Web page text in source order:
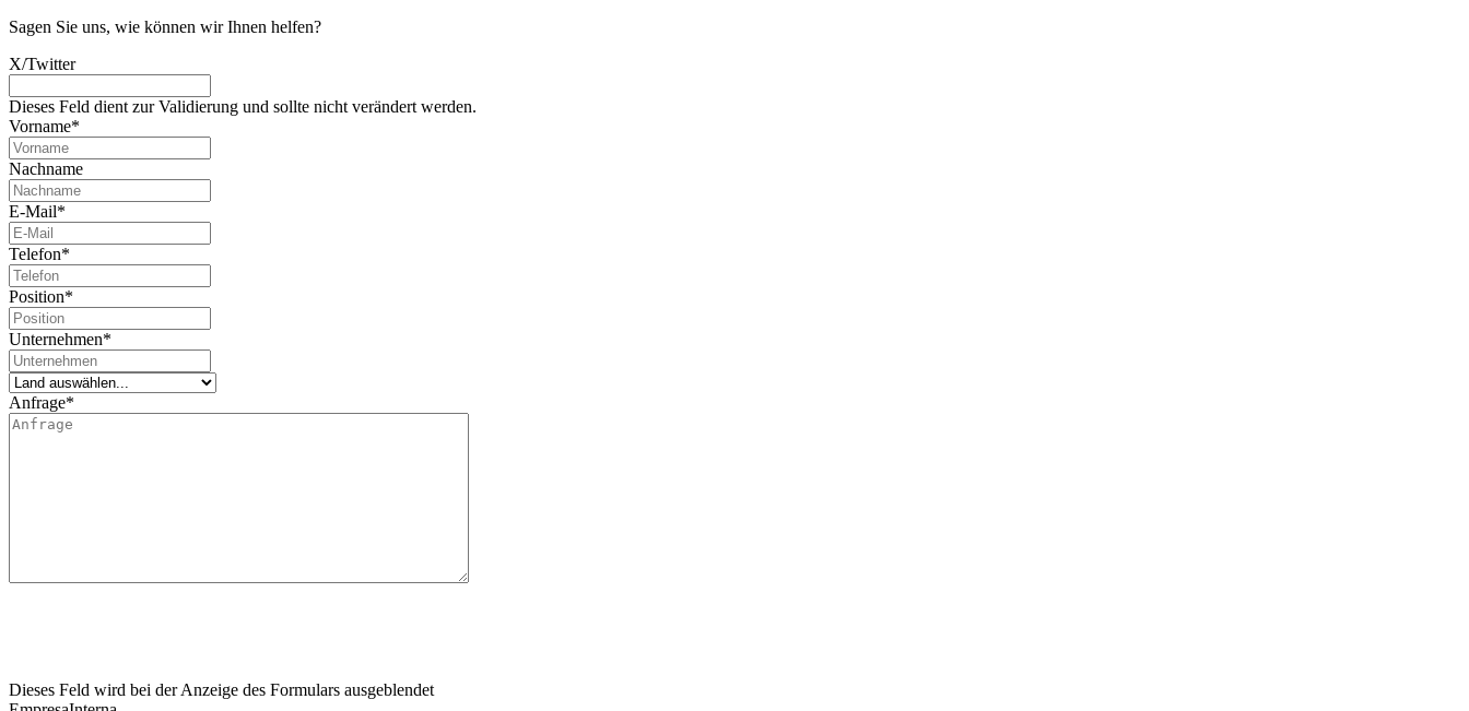
Sagen Sie uns, wie können wir Ihnen helfen?
X/Twitter
Dieses Feld dient zur Validierung und sollte nicht verändert werden.
Vorname*
Nachname
E-Mail*
Telefon*
Position*
Unternehmen*
Anfrage*
Dieses Feld wird bei der Anzeige des Formulars ausgeblendet